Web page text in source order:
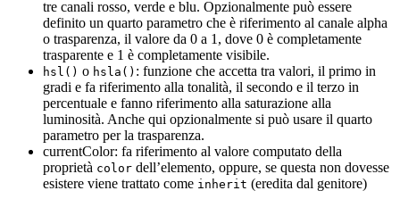
tre canali rosso, verde e blu. Opzionalmente può essere
definito un quarto parametro che è riferimento al canale alpha
o trasparenza, il valore da 0 a 1, dove 0 è completamente
trasparente e 1 è completamente visibile.
hsl() o hsla() : funzione che accetta tra valori, il primo in
gradi e fa riferimento alla tonalità, il secondo e il terzo in
percentuale e fanno riferimento alla saturazione alla
luminosità. Anche qui opzionalmente si può usare il quarto
parametro per la trasparenza.
currentColor: fa riferimento al valore computato della
proprietà color dell’elemento, oppure, se questa non dovesse
esistere viene trattato come inherit (eredita dal genitore)